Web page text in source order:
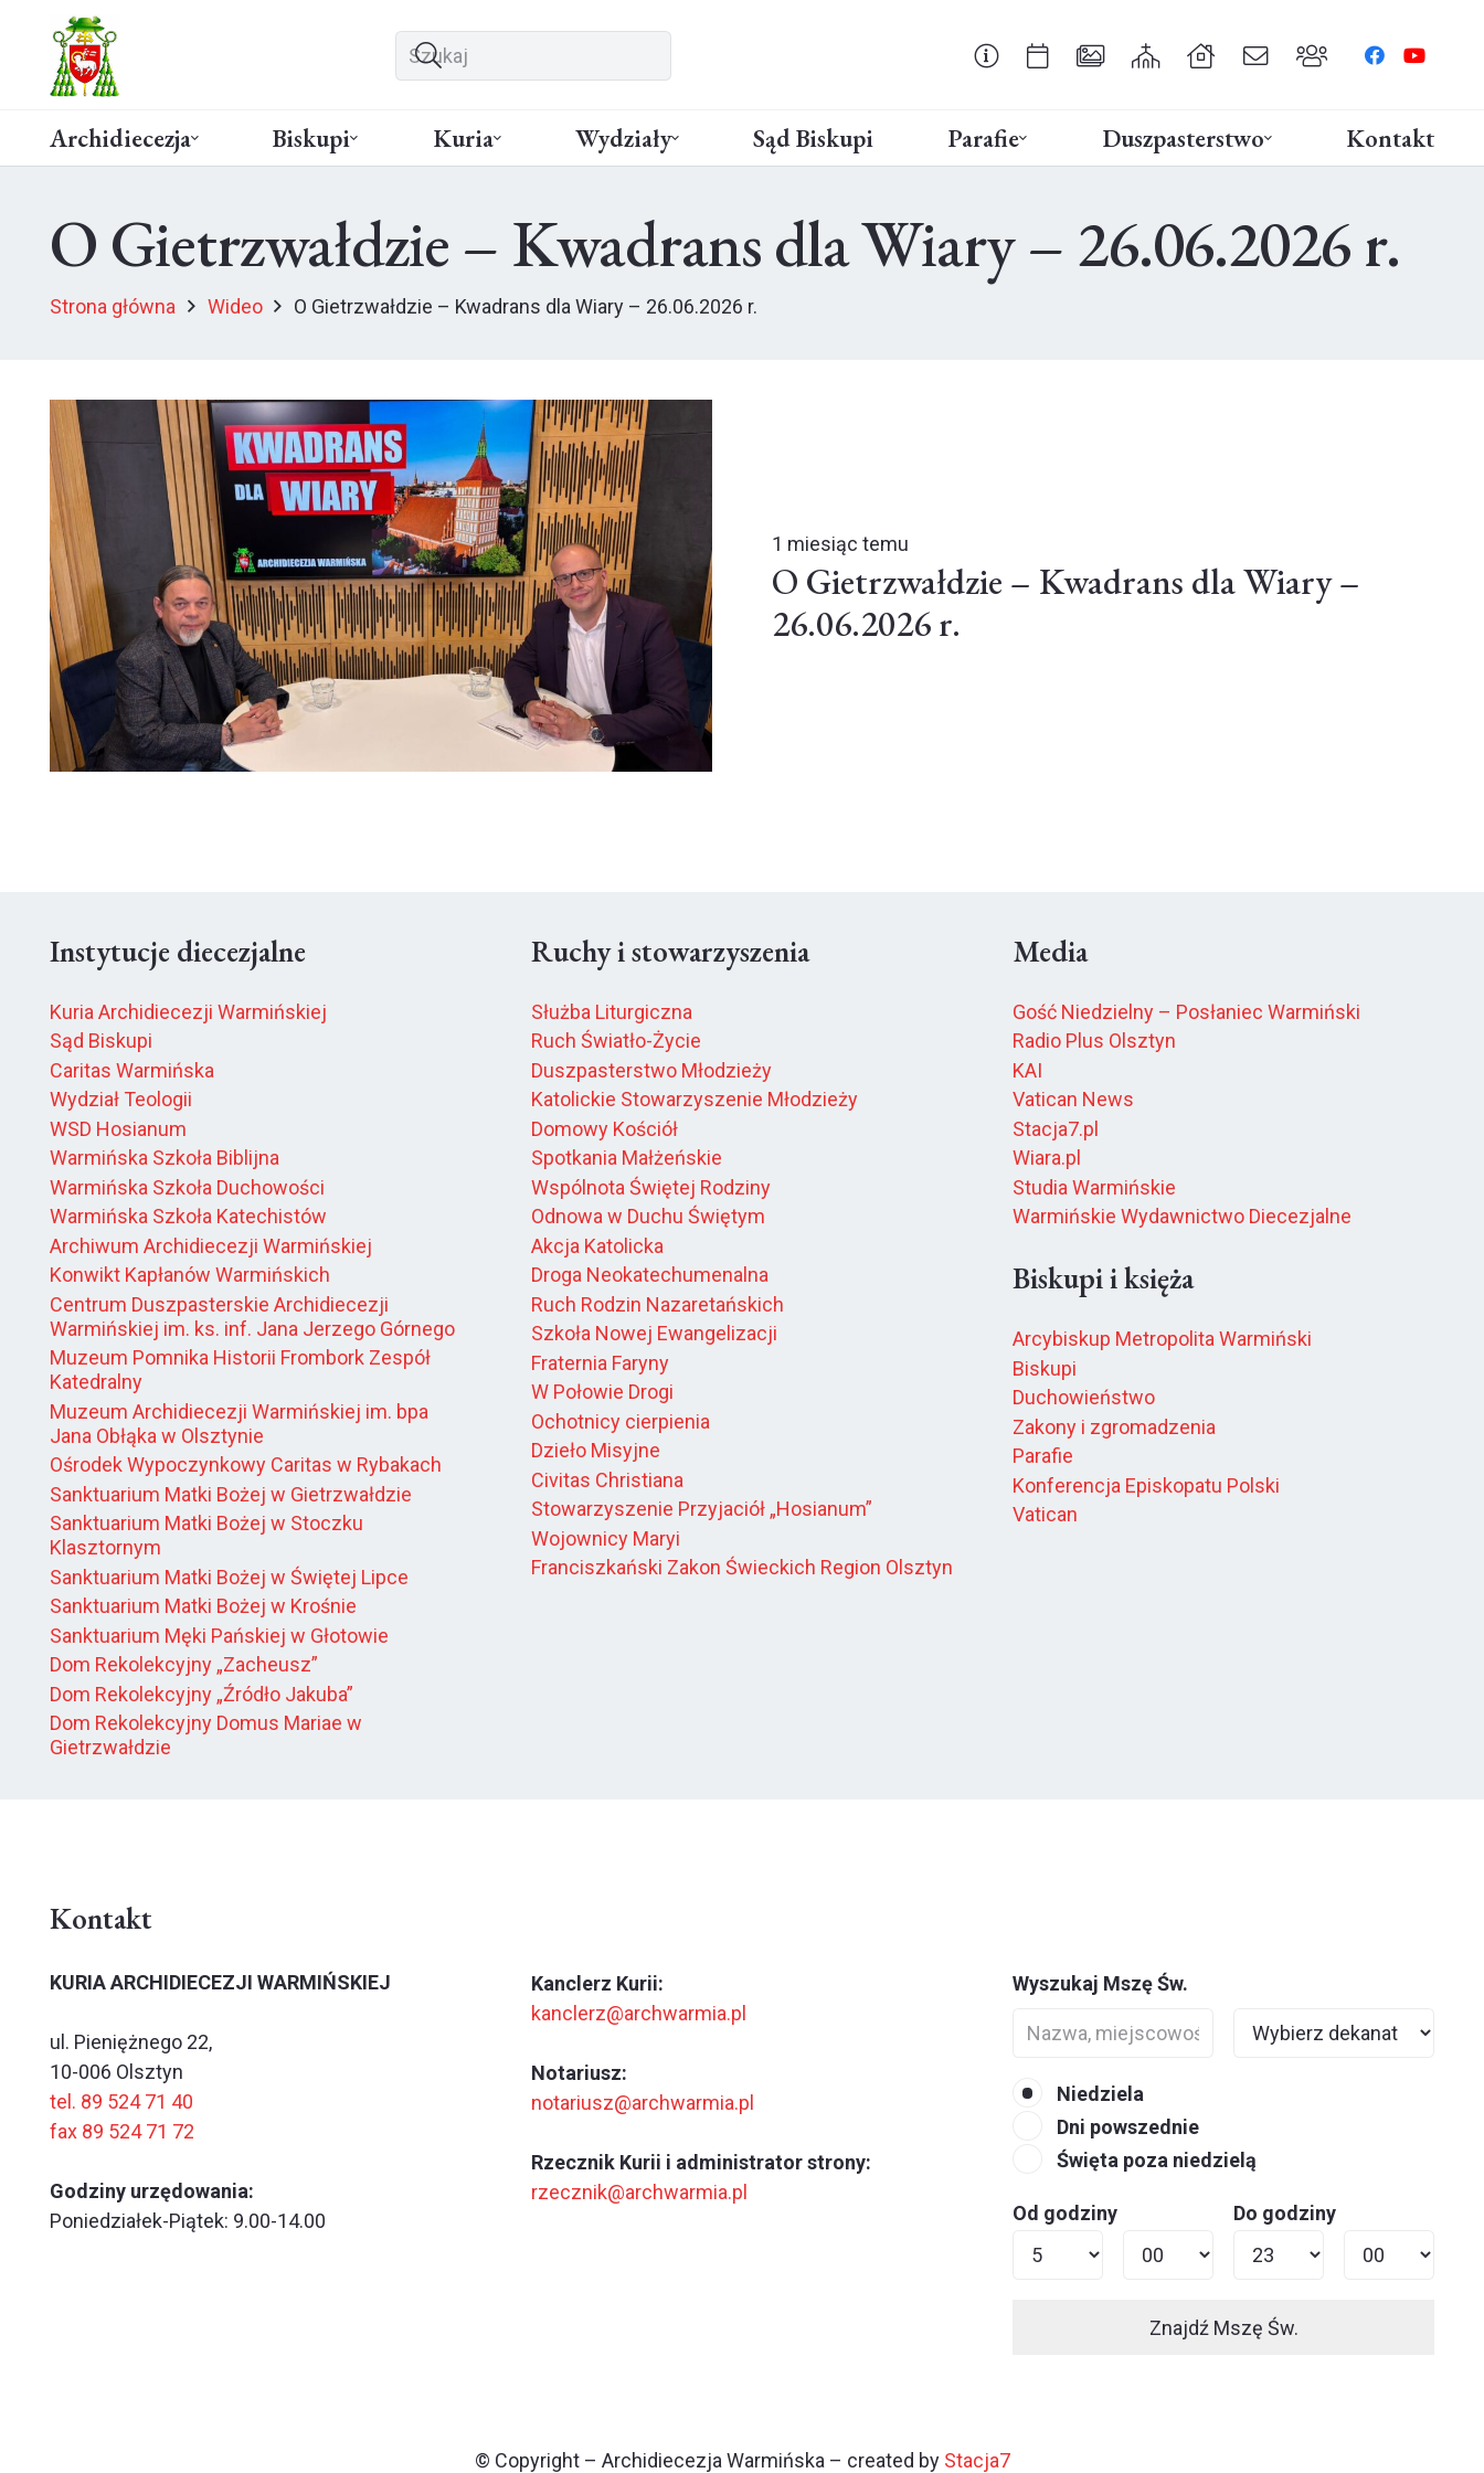
Archidiecezja Biskupi Kuria Wydziały Sąd Biskupi Parafie Duszpasterstwo Kontakt
O Gietrzwałdzie – Kwadrans dla Wiary – 26.06.2026 r.
Strona główna Wideo O Gietrzwałdzie – Kwadrans dla Wiary – 26.06.2026 r.
1 miesiąc temu
O Gietrzwałdzie – Kwadrans dla Wiary –
26.06.2026 r.
Instytucje diecezjalne
Kuria Archidiecezji Warmińskiej
Sąd Biskupi
Caritas Warmińska
Wydział Teologii
WSD Hosianum
Warmińska Szkoła Biblijna
Warmińska Szkoła Duchowości
Warmińska Szkoła Katechistów
Archiwum Archidiecezji Warmińskiej
Konwikt Kapłanów Warmińskich
Centrum Duszpasterskie Archidiecezji
Warmińskiej im. ks. inf. Jana Jerzego Górnego
Muzeum Pomnika Historii Frombork Zespół
Katedralny
Muzeum Archidiecezji Warmińskiej im. bpa
Jana Obłąka w Olsztynie
Ośrodek Wypoczynkowy Caritas w Rybakach
Sanktuarium Matki Bożej w Gietrzwałdzie
Sanktuarium Matki Bożej w Stoczku
Klasztornym
Sanktuarium Matki Bożej w Świętej Lipce
Sanktuarium Matki Bożej w Krośnie
Sanktuarium Męki Pańskiej w Głotowie
Dom Rekolekcyjny „Zacheusz”
Dom Rekolekcyjny „Źródło Jakuba”
Dom Rekolekcyjny Domus Mariae w
Gietrzwałdzie
Ruchy i stowarzyszenia
Służba Liturgiczna
Ruch Światło-Życie
Duszpasterstwo Młodzieży
Katolickie Stowarzyszenie Młodzieży
Domowy Kościół
Spotkania Małżeńskie
Wspólnota Świętej Rodziny
Odnowa w Duchu Świętym
Akcja Katolicka
Droga Neokatechumenalna
Ruch Rodzin Nazaretańskich
Szkoła Nowej Ewangelizacji
Fraternia Faryny
W Połowie Drogi
Ochotnicy cierpienia
Dzieło Misyjne
Civitas Christiana
Stowarzyszenie Przyjaciół „Hosianum”
Wojownicy Maryi
Franciszkański Zakon Świeckich Region Olsztyn
Media
Gość Niedzielny – Posłaniec Warmiński
Radio Plus Olsztyn
KAI
Vatican News
Stacja7.pl
Wiara.pl
Studia Warmińskie
Warmińskie Wydawnictwo Diecezjalne
Biskupi i księża
Arcybiskup Metropolita Warmiński
Biskupi
Duchowieństwo
Zakony i zgromadzenia
Parafie
Konferencja Episkopatu Polski
Vatican
Kontakt
KURIA ARCHIDIECEZJI WARMIŃSKIEJ
ul. Pieniężnego 22,
10-006 Olsztyn
tel. 89 524 71 40
fax 89 524 71 72
Godziny urzędowania:
Poniedziałek-Piątek: 9.00-14.00
Kanclerz Kurii:
kanclerz@archwarmia.pl
Notariusz:
notariusz@archwarmia.pl
Rzecznik Kurii i administrator strony:
rzecznik@archwarmia.pl
Wyszukaj Mszę Św.
Niedziela
Dni powszednie
Święta poza niedzielą
Od godziny Do godziny
Znajdź Mszę Św.
© Copyright – Archidiecezja Warmińska – created by Stacja7